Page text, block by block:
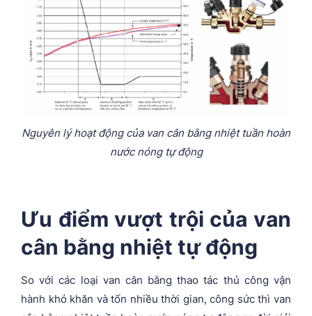
Nguyên lý hoạt động của van cân bằng nhiệt tuần hoàn
nước nóng tự động
Ưu điểm vượt trội của van
cân bằng nhiệt tự động
So với các loại van cân bằng thao tác thủ công vận
hành khó khăn và tốn nhiều thời gian, công sức thì van